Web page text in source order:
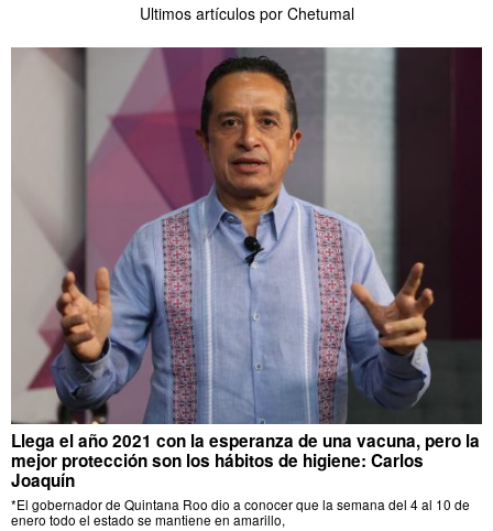
Ultimos artículos por Chetumal
Llega el año 2021 con la esperanza de una vacuna, pero la
mejor protección son los hábitos de higiene: Carlos
Joaquín
*El gobernador de Quintana Roo dio a conocer que la semana del 4 al 10 de
enero todo el estado se mantiene en amarillo,